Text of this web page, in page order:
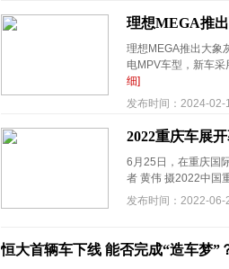
理想MEGA推
理想MEGA推出大象
电MPV车型，新车
细]
发布时间：2024-02-
2022重庆车展
6月25日，在重庆国
者 黄伟 摄2022中国
发布时间：2022-06-
恒大首辆车下线 能否完成“造车梦”